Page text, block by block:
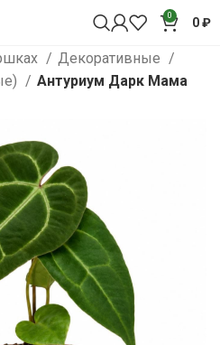
0 0₽
Декоративные
Антуриум Дарк Мама